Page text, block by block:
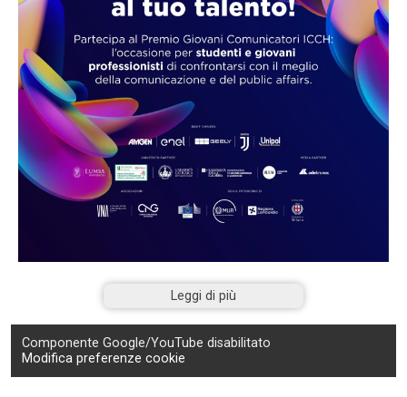
Leggi di più
Componente Google/YouTube disabilitato
Modifica preferenze cookie